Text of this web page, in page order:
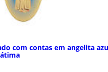
com contas em angelita